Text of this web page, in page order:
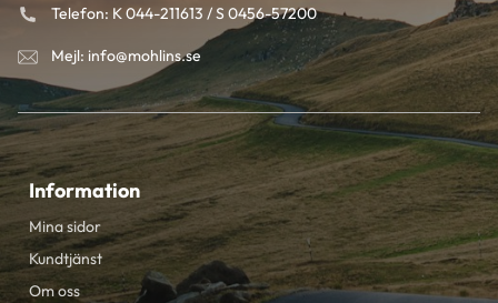
Telefon: K 044-211613 / S 0456-57200
Mejl: info@mohlins.se
Information
Mina sidor
Kundtjänst
Om oss